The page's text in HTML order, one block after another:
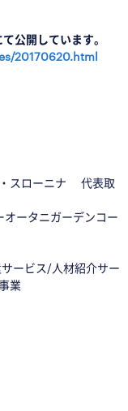
公開しています。
20170620.html
スローニナ 代表取
ータニガーデンコー
ービス/人材紹介サー
業